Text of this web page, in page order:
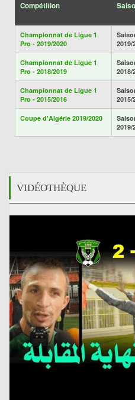
Compétition
Championnat de Ligue 1
Pro - 2019/2020
2019/
Championnat de Ligue 1
Pro - 2018/2019
2018/
Championnat de Ligue 1
Pro - 2015/2016
2015/
Coupe d'Algérie 2019/2020
2019/
VIDÉOTHÈQUE